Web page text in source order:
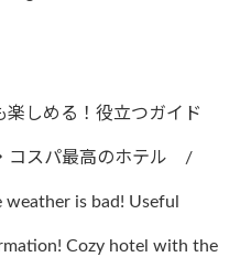
楽しめる！役立つガイド
コスパ最高のホテル /
is bad! Useful
Cozy hotel with the